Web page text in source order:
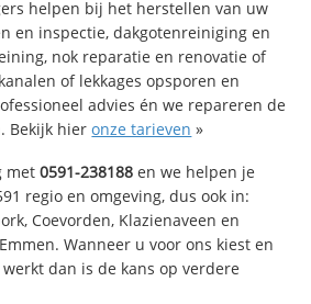
helpen bij het herstellen van uw
en inspectie, dakgotenreiniging en
nok reparatie en renovatie of
of lekkages opsporen en
advies én we repareren de
Bekijk hieronze tarieven »
met0591-238188 en we helpen je
regio en omgeving, dus ook in:
Coevorden, Klazienaveen en
Wanneer u voor ons kiest en
dan is de kans op verdere